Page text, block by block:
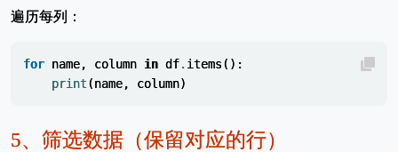
遍历每列：
for name, column in df. items():
print(name, column)
5、 筛选数据（保留对应的行）